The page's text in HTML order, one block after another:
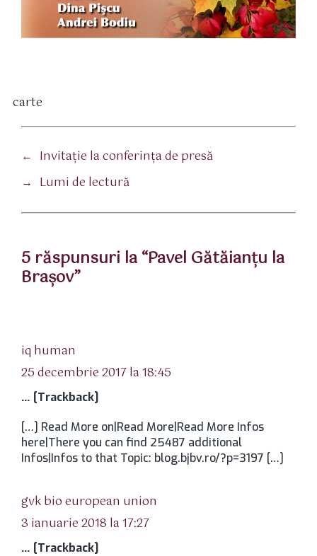
carte
← Invitaţie la conferinţa de presă
→ Lumi de lectură
5 răspunsuri la “Pavel Gătăianţu la
Braşov”
iq human
25 decembrie 2017 la 18:45
… [Trackback]
[…] Read More on|Read More|Read More Infos
here|There you can find 25487 additional
Infos|Infos to that Topic: blog.bjbv.ro/?p=3197 […]
gvk bio european union
3 ianuarie 2018 la 17:27
… [Trackback]